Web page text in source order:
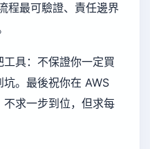
程最可驗證、責任邊界
具：不保證你一定買
。最後祝你在 AWS
求一步到位，但求每